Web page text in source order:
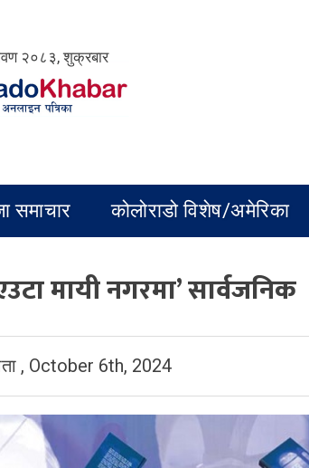
२०८३, शुक्रबार
समाचार कोलोराडो विशेष/अमेरिका
मायी नगरमा’ सार्वजनिक
, October 6th, 2024